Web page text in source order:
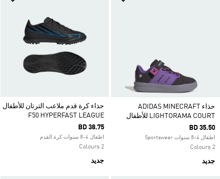
حذاء ADIDAS MINECRAFT
LIGHTORAMA COURT للأطفال
BD 35.50
اطفال 4-8 سنوات Sportswear
2 Colours
جديد
حذاء كرة قدم ملاعب الترتان للأطفال
F50 HYPERFAST LEAGUE
BD 38.75
اطفال 4-8 سنوات كرة القدم
2 Colours
جديد